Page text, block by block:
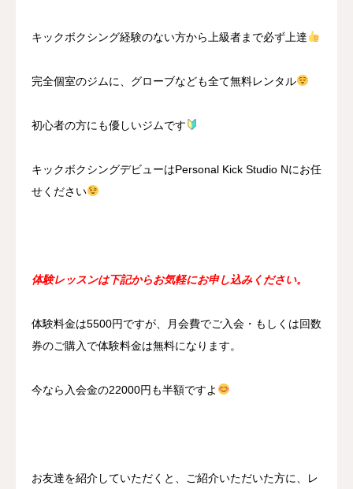
キックボクシング経験のない方から上級者まで必ず上達
完全個室のジムに、グローブなども全て無料レンタル
初心者の方にも優しいジムです
キックボクシングデビューはPersonal Kick Studio Nにお任
せください
体験レッスンは下記からお気軽にお申し込みください。
体験料金は5500円ですが、月会費でご入会・もしくは回数
券のご購入で体験料金は無料になります。
今なら入会金の22000円も半額ですよ
お友達を紹介していただくと、ご紹介いただいた方に、レ